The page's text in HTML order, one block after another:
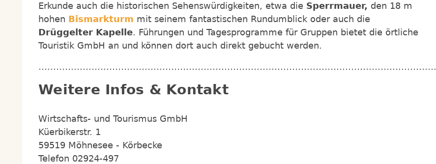
Erkunde auch die historischen Sehenswürdigkeiten, etwa die Sperrmauer, den 18 m
hohen Bismarkturm mit seinem fantastischen Rundumblick oder auch die
Drüggelter Kapelle. Führungen und Tagesprogramme für Gruppen bietet die örtliche
Touristik GmbH an und können dort auch direkt gebucht werden.
………………………………………………………………………………………………………………………
Weitere Infos & Kontakt
Wirtschafts- und Tourismus GmbH
Küerbikerstr. 1
59519 Möhnesee - Körbecke
Telefon 02924-497